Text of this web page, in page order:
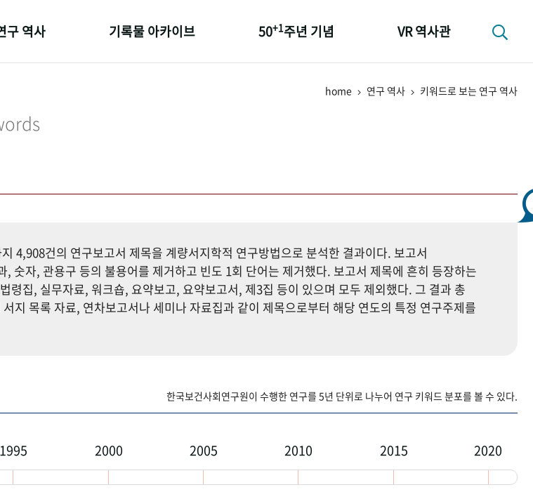
구 역사
보는 연구 역사
기록물 아카이브 50+1주년 기념 VR 역사관
home 연구 역사 키워드로 보는 연구 역사
4,908건의 연구보고서 제목을 계량서지학적 연구방법으로 분석한 결과이다. 보고서
숫자, 관용구 등의 불용어를 제거하고 빈도 1회 단어는 제거했다. 보고서 제목에 흔히 등장하는
집, 실무자료, 워크숍, 요약보고, 요약보고서, 제3집 등이 있으며 모두 제외했다. 그 결과 총
지 목록 자료, 연차보고서나 세미나 자료집과 같이 제목으로부터 해당 연도의 특정 연구주제를
한국보건사회연구원이 수행한 연구를 5년 단위로 나누어 연구 키워드 분포를 볼 수 있다.
1995 2000 2005 2010 2015 2020